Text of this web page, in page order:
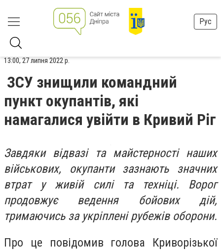
Рус
13:00, 27 липня 2022 р.
ЗСУ знищили командний
пункт окупантів, які
намагалися увійти в Кривий Ріг
Завдяки відвазі та майстерності наших
військових, окупанти зазнають значних
втрат у живій силі та техніці. Ворог
продовжує ведення бойових дій,
тримаючись за укріплені рубежів оборони.
Про це повідомив голова Криворізької